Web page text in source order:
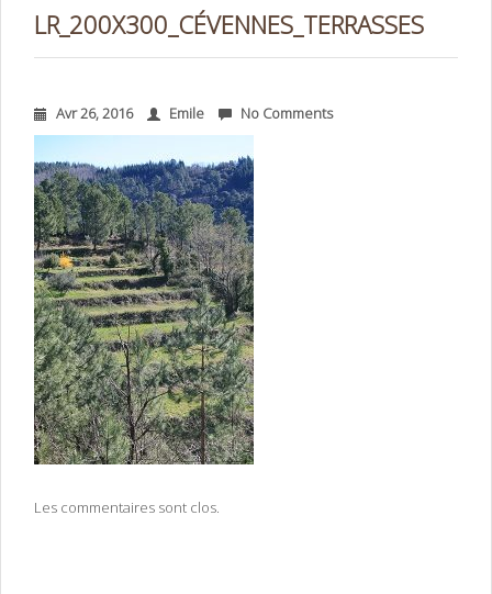
LR_200X300_CÉVENNES_TERRASSES
Avr 26, 2016 Emile No Comments
Les commentaires sont clos.